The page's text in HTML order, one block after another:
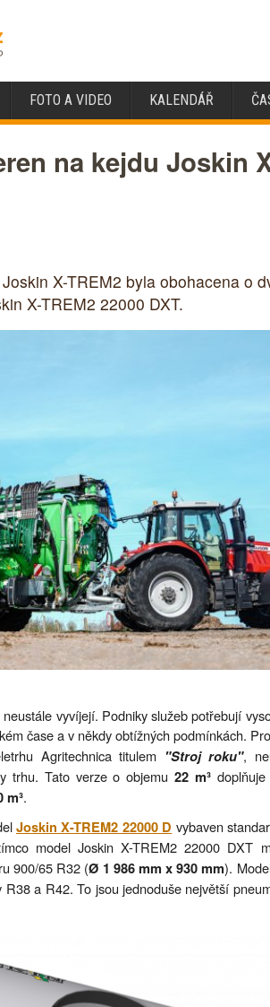
FOTO A VIDEO KALENDÁŘ
na kejdu Joskin
X-TREM2 byla obohacena o
X-TREM2 22000 DXT.
vyvíjejí. Podniky služeb potřebují
čase a v někdy obtížných podmínkách.
Agritechnica titulem "Stroj roku",
trhu. Tato verze o objemu22 m³
m³.
Joskin X-TREM2 22000 D vybaven
model Joskin X-TREM2 22000 DXT
900/65 R32 (Ø 1 986 mm x 930 mm).
a R42. To jsou jednoduše největší